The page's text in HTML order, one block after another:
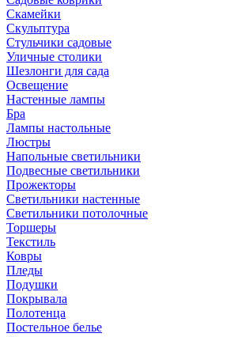
Скамейки
Скульптура
Стульчики садовые
Уличные столики
Шезлонги для сада
Освещение
Hастенные лампы
Бра
Лампы настольные
Люстры
Напольные светильники
Подвесные светильники
Прожекторы
Светильники настенные
Светильники потолочные
Торшеры
Текстиль
Ковры
Пледы
Подушки
Покрывала
Полотенца
Постельное белье